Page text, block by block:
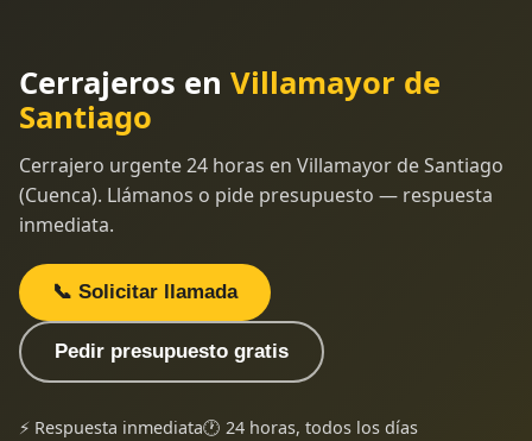
Cerrajeros en Villamayor de
Santiago
Cerrajero urgente 24 horas en Villamayor de Santiago
(Cuenca). Llámanos o pide presupuesto — respuesta
inmediata.
📞 Solicitar llamada
Pedir presupuesto gratis
⚡ Respuesta inmediata🕐 24 horas, todos los días